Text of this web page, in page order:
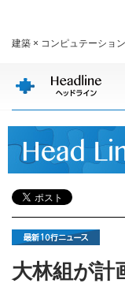
建築 × コンピュテーショ
大林組が計